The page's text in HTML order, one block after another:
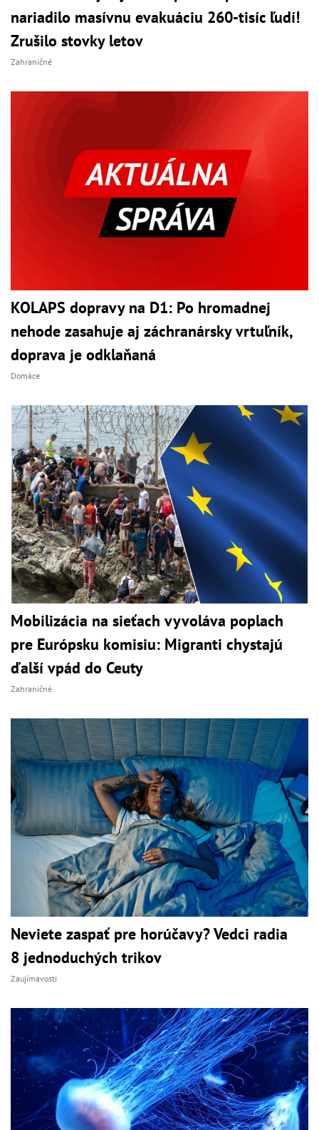
nariadilo masívnu evakuáciu 260-tisíc ľudí!
Zrušilo stovky letov
Zahraničné
KOLAPS dopravy na D1: Po hromadnej
nehode zasahuje aj záchranársky vrtuľník,
doprava je odklaňaná
Domáce
Mobilizácia na sieťach vyvoláva poplach
pre Európsku komisiu: Migranti chystajú
ďalší vpád do Ceuty
Zahraničné
Neviete zaspať pre horúčavy? Vedci radia
8 jednoduchých trikov
Zaujímavosti